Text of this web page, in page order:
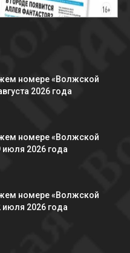
номере «Волжской
2026 года
номере «Волжской
июля 2026 года
номере «Волжской
июля 2026 года